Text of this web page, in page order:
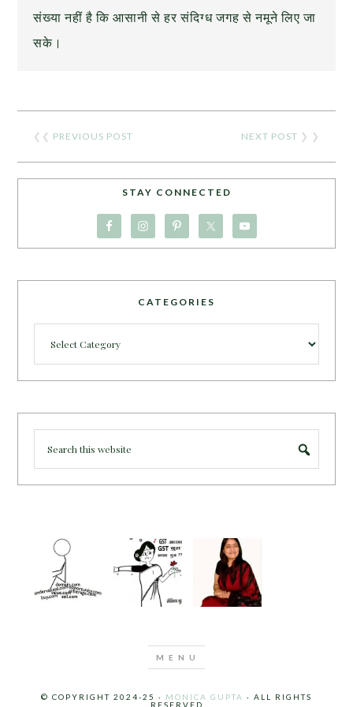
संख्या नहीं है कि आसानी से हर संदिग्ध जगह से नमूने लिए जा
सके।
❮❮ PREVIOUS POST NEXT POST ❯ ❯
STAY CONNECTED
CATEGORIES
© COPYRIGHT 2024-25 · MONICA GUPTA · ALL RIGHTS
RESERVED